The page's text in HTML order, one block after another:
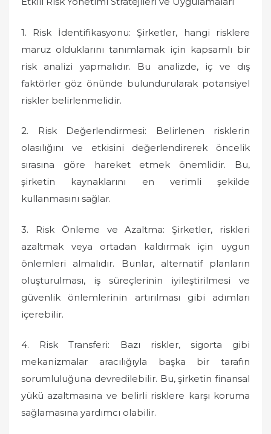
1. Risk İdentifikasyonu: Şirketler, hangi risklere
maruz olduklarını tanımlamak için kapsamlı bir
risk analizi yapmalıdır. Bu analizde, iç ve dış
faktörler göz önünde bulundurularak potansiyel
riskler belirlenmelidir.
2. Risk Değerlendirmesi: Belirlenen risklerin
olasılığını ve etkisini değerlendirerek öncelik
sırasına göre hareket etmek önemlidir. Bu,
şirketin kaynaklarını en verimli şekilde
kullanmasını sağlar.
3. Risk Önleme ve Azaltma: Şirketler, riskleri
azaltmak veya ortadan kaldırmak için uygun
önlemleri almalıdır. Bunlar, alternatif planların
oluşturulması, iş süreçlerinin iyileştirilmesi ve
güvenlik önlemlerinin artırılması gibi adımları
içerebilir.
4. Risk Transferi: Bazı riskler, sigorta gibi
mekanizmalar aracılığıyla başka bir tarafın
sorumluluğuna devredilebilir. Bu, şirketin finansal
yükü azaltmasına ve belirli risklere karşı koruma
sağlamasına yardımcı olabilir.